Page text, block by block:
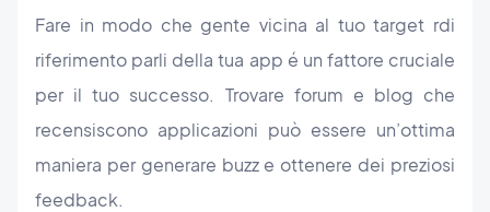
Fare in modo che gente vicina al tuo target rdi
riferimento parli della tua app é un fattore cruciale
per il tuo successo. Trovare forum e blog che
recensiscono applicazioni può essere un’ottima
maniera per generare buzz e ottenere dei preziosi
feedback.